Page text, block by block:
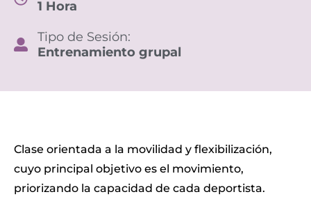
1 Hora
Tipo de Sesión:
Entrenamiento grupal
Clase orientada a la movilidad y flexibilización,
cuyo principal objetivo es el movimiento,
priorizando la capacidad de cada deportista.